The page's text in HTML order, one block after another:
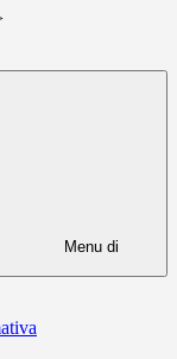
Menu di